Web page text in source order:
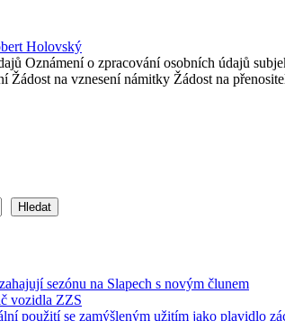
Holovský
Oznámení o zpracování osobních údajů
Žádost na vznesení námitky Žádost na
Hledat
sezónu na Slapech s novým člunem
vozidla ZZS
použití se zamýšleným užitím jako plavidlo